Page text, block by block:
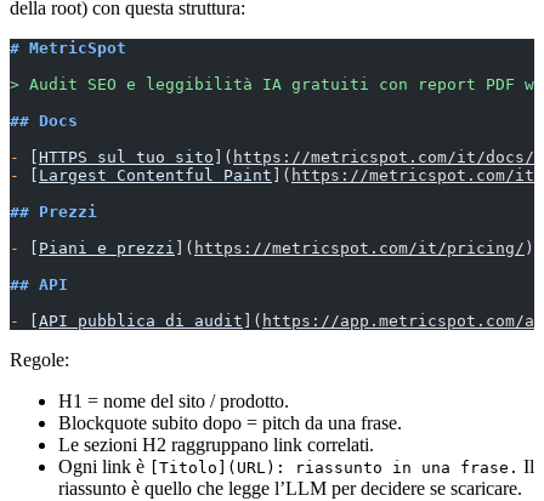
della root) con questa struttura:
# MetricSpot
> Audit SEO e leggibilità IA gratuiti con report PDF
## Docs
-
HTTPS sul tuo sito ]( https://metricspot.com/it/
-
Largest Contentful Paint ]( https://metricspot.com/
## Prezzi
-
Piani e prezzi ]( https://metricspot.com/it/pricing/
## API
-
API pubblica di audit ]( https://app.metricspot.com/
Regole:
H1 = nome del sito / prodotto.
Blockquote subito dopo = pitch da una frase.
Le sezioni H2 raggruppano link correlati.
Ogni link è
[Titolo](URL): riassunto in una frase. Il
riassunto è quello che legge l’LLM per decidere se scaricare.